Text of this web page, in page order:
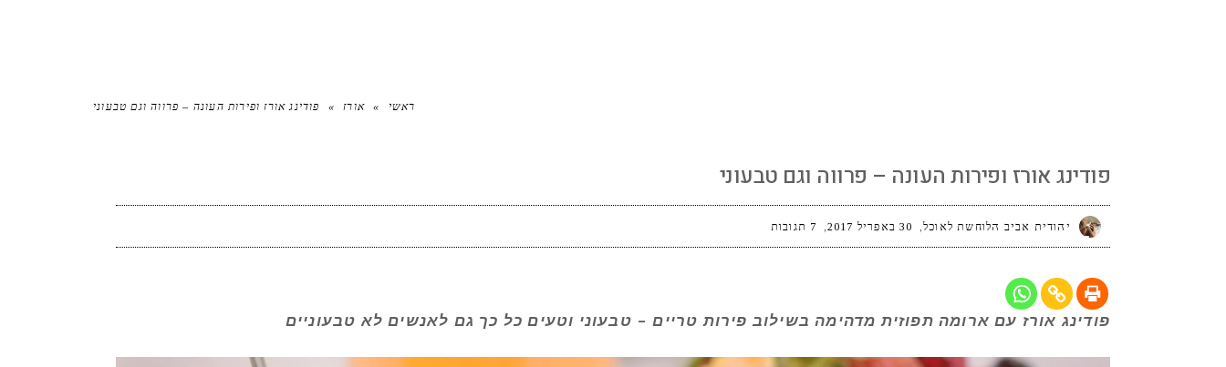
ראשי » אורז » פודינג אורז ופירות העונה – פרווה וגם טבעוני
פודינג אורז ופירות העונה – פרווה וגם טבעוני
יהודית אביב הלוחשת לאוכל 30 באפריל 2017 7 תגובות
פודינג אורז עם ארומה תפוזית מדהימה בשילוב פירות טריים – טבעוני וטעים כל כך גם לאנשים לא טבעוניים